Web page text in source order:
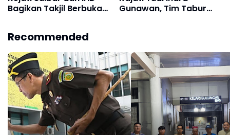
Bagikan Takjil Berbuka
Gunawan, Tim Tabur
Recommended